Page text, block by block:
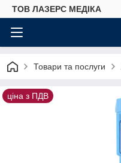
ТОВ ЛАЗЕРС МЕДІКА
Товари та послуги
ціна з ПДВ